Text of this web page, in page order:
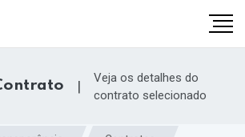
|
Veja os detalhes do
contrato selecionado